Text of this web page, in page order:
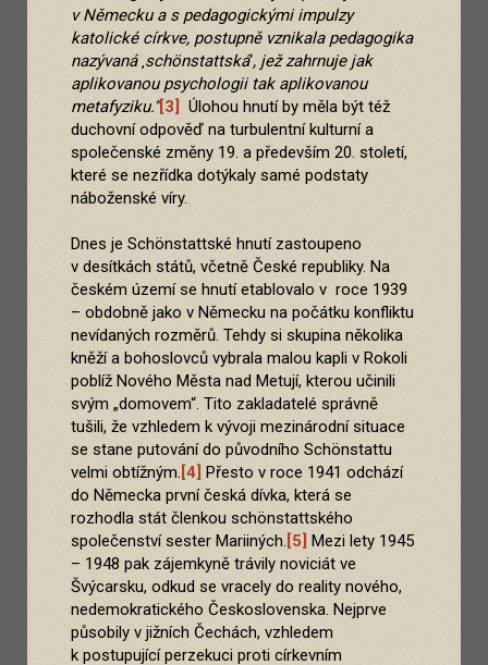
v Německu a s pedagogickými impulzy
katolické církve, postupně vznikala pedagogika
nazývaná‚schönstattská‘, jež zahrnuje jak
aplikovanou psychologii tak aplikovanou
metafyziku.“[3]
Úlohou hnutí by měla být též
duchovní odpověď na turbulentní kulturní a
společenské změny 19. a především 20. století,
které se nezřídka dotýkaly samé podstaty
náboženské víry.
Dnes je Schönstattské hnutí zastoupeno
v desítkách států, včetně České republiky. Na
českém území se hnutí etablovalo v roce 1939
– obdobně jako v Německu na počátku konfliktu
nevídaných rozměrů. Tehdy si skupina několika
kněží a bohoslovců vybrala malou kapli v Rokoli
poblíž Nového Města nad Metují, kterou učinili
svým „domovem“. Tito zakladatelé správně
tušili, že vzhledem k vývoji mezinárodní situace
se stane putování do původního Schönstattu
velmi obtížným. [4] Přesto v roce 1941 odchází
do Německa první česká dívka, která se
rozhodla stát členkou schönstattského
společenství sester Mariiných. [5] Mezi lety 1945
– 1948 pak zájemkyně trávily noviciát ve
Švýcarsku, odkud se vracely do reality nového,
nedemokratického Československa. Nejprve
působily v jižních Čechách, vzhledem
k postupující perzekuci proti církevním